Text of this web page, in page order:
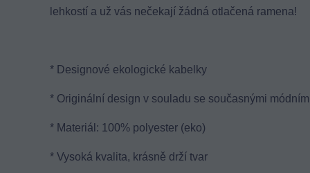
lehkostí a už vás nečekají žádná otlačená ramena!
* Designové ekologické kabelky
* Originální design v souladu se současnými
* Materiál: 100% polyester (eko)
* Vysoká kvalita, krásně drží tvar